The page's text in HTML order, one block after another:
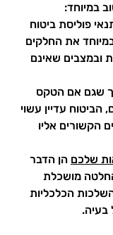
במיוחד:
פוליסת ביטוח
את החלקים
ובמצבים שאינם
שגם אם הטקס
הביטוח עדיין עשוי
הקשורים אליו
שלכם הן הדבר
מושכלת
הכלכליות